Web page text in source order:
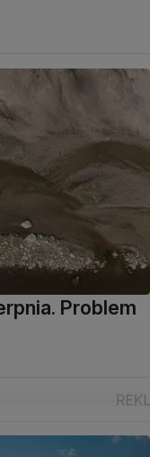
Problem